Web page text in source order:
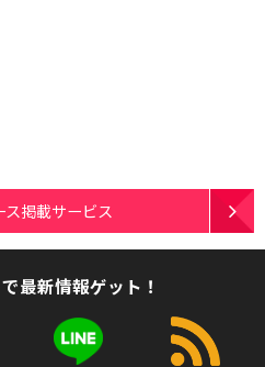
掲載サービス
最新情報ゲット！